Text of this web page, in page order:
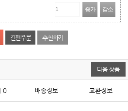
증가
감소
간편주문 추천하기
다음 상품
0 배송정보 교환정보